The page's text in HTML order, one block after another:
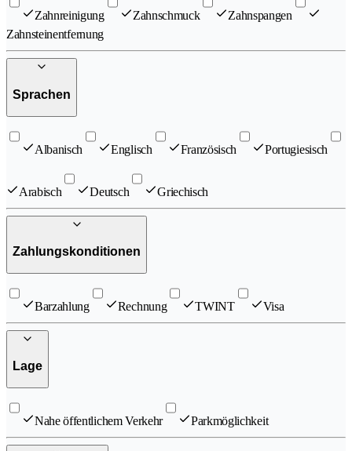
Zahnreinigung Zahnschmuck
Zahnspangen
Zahnsteinentfernung
Sprachen
Albanisch Englisch Französisch Portugiesisch
Arabisch Deutsch Griechisch
Zahlungskonditionen
Barzahlung Rechnung TWINT Visa
Lage
Nahe öffentlichem Verkehr Parkmöglichkeit